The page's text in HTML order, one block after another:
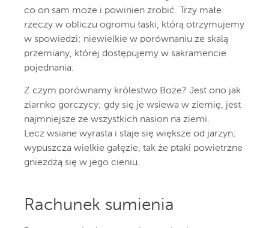
co on sam może i powinien zrobić. Trzy małe
rzeczy w obliczu ogromu łaski, którą otrzymujemy
w spowiedzi; niewielkie w porównaniu ze skalą
przemiany, której dostępujemy w sakramencie
pojednania.
Z czym porównamy królestwo Boże? Jest ono jak
ziarnko gorczycy; gdy się je wsiewa w ziemię, jest
najmniejsze ze wszystkich nasion na ziemi.
Lecz wsiane wyrasta i staje się większe od jarzyn;
wypuszcza wielkie gałęzie, tak że ptaki powietrzne
gnieżdżą się w jego cieniu.
Rachunek sumienia